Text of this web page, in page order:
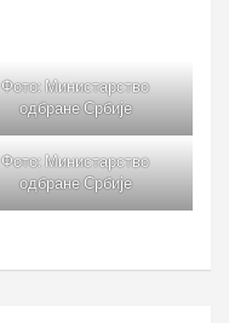
Фото: Министарство
одбране Србије
Фото: Министарство
одбране Србије